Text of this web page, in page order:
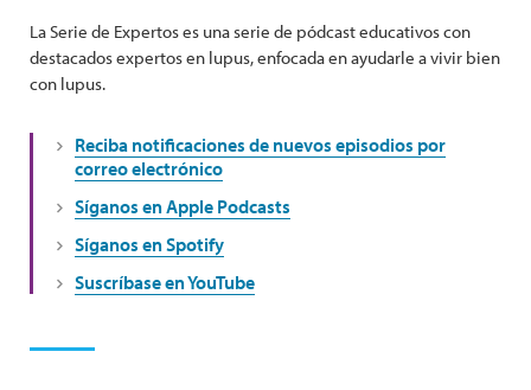
La Serie de Expertos es una serie de pódcast educativos con
destacados expertos en lupus, enfocada en ayudarle a vivir bien
con lupus.
Reciba notificaciones de nuevos episodios por
correo electrónico
Síganos en Apple Podcasts
Síganos en Spotify
Suscríbase en YouTube